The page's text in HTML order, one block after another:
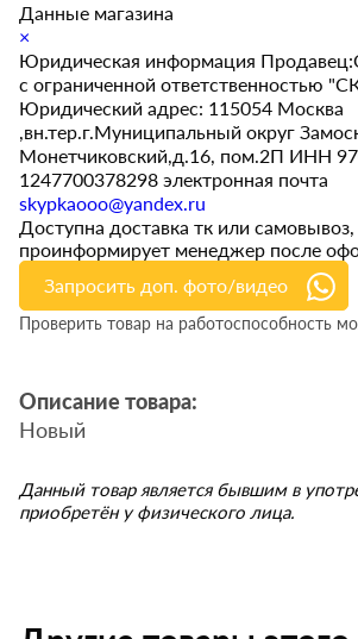
Данные магазина
×
Юридическая информация
с ограниченной ответственностью
Юридический адрес: 115054 Москва
,вн.тер.г.Муниципальный округ
Монетчиковский,д.16, пом.2П ИНН
1247700378298 электронная почта
skypkaooo@yandex.ru
Доступна доставка тк или
проинформирует менеджер после
Запросить доп. фото/видео
Проверить товар на работоспособность
Описание товара:
Новый
Данный товар является бывшим в
приобретён у физического лица.